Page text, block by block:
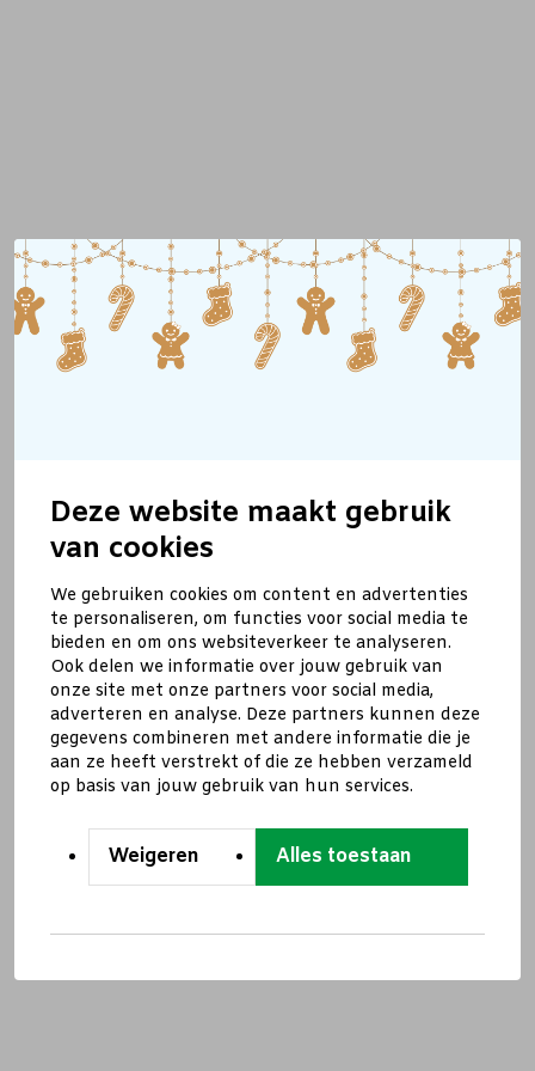
Deze website maakt gebruik
van cookies
We gebruiken cookies om content en advertenties
te personaliseren, om functies voor social media te
bieden en om ons websiteverkeer te analyseren.
Ook delen we informatie over jouw gebruik van
onze site met onze partners voor social media,
adverteren en analyse. Deze partners kunnen deze
gegevens combineren met andere informatie die je
aan ze heeft verstrekt of die ze hebben verzameld
op basis van jouw gebruik van hun services.
Weigeren Alles toestaan